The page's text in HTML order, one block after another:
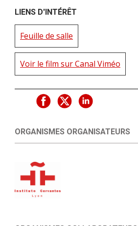
LIENS D'INTÉRÊT
Feuille de salle
Voir le film sur Canal Viméo
ORGANISMES ORGANISATEURS